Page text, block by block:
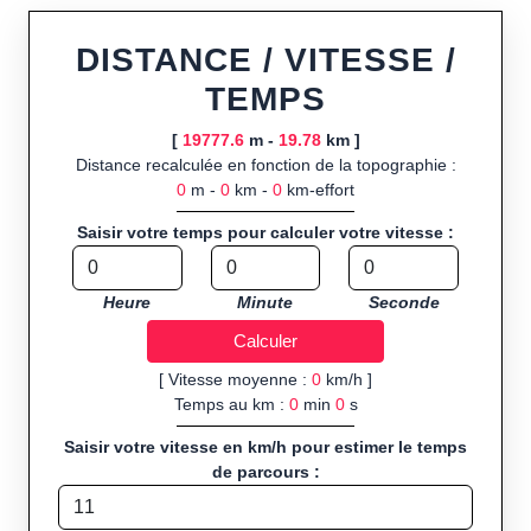
ou import de fichier GPX, calcul instantané de la distance
profil d’élévation avec options de lissage, export en trace GPX,
route GPX, KML (plat ou relief) et TCX, ainsi que calculs
Public cible :strong> sportifs de loisir et compétiteurs
préparant entraînements et parcours, organisateurs
d’événements partageant leurs itinéraires, et utilisateurs de
GPS souhaitant charger leurs trajets à l’avance.
Sports et activités disponibles :Footing (jogging), course à
pied, cyclisme (vélo), VTT, randonnée, roller et équitation.
DISTANCE / VITESSE /
TEMPS
[ 19777.6m - 19.78km ]
Distance recalculée en fonction de la topographie :
0 m - 0 km - 0 km-effort
Saisir votre temps pour calculer votre vitesse :
Heure Minute Seconde
[ Vitesse moyenne : 0 km/h ]
Temps au km : 0min 0s
Saisir votre vitesse en km/h pour estimer le temps
de parcours :